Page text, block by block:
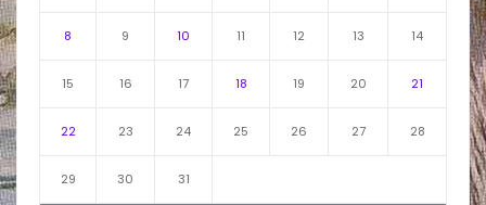
8 9 10 11 12 13 14
15 16 17 18 19 20 21
22 23 24 25 26 27 28
29 30 31